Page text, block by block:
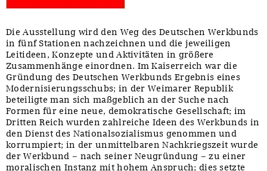
Die Ausstellung wird den Weg des Deutschen Werkbunds
in fünf Stationen nachzeichnen und die jeweiligen
Leitideen, Konzepte und Aktivitäten in größere
Zusammenhänge einordnen. Im Kaiserreich war die
Gründung des Deutschen Werkbunds Ergebnis eines
Modernisierungsschubs; in der Weimarer Republik
beteiligte man sich maßgeblich an der Suche nach
Formen für eine neue, demokratische Gesellschaft; im
Dritten Reich wurden zahlreiche Ideen des Werkbunds in
den Dienst des Nationalsozialismus genommen und
korrumpiert; in der unmittelbaren Nachkriegszeit wurde
der Werkbund – nach seiner Neugründung – zu einer
moralischen Instanz mit hohem Anspruch; dies setzte